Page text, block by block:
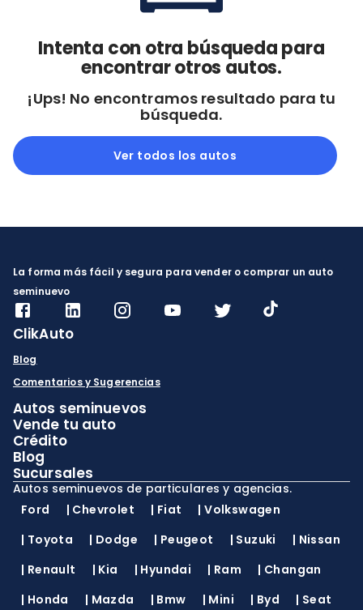
Intenta con otra búsqueda para
encontrar otros autos.
¡Ups! No encontramos resultado para tu
búsqueda.
Ver todos los autos
La forma más fácil y segura para vender o comprar un auto
seminuevo
ClikAuto
Blog
Comentarios y Sugerencias
Autos seminuevos
Vende tu auto
Crédito
Blog
Sucursales
Autos seminuevos de particulares y agencias.
Ford
| Chevrolet | Fiat |Volkswagen
| Toyota | Dodge | Peugeot | Suzuki | Nissan
| Renault | Kia | Hyundai | Ram | Changan
| Honda | Mazda | Bmw | Mini | Byd | Seat